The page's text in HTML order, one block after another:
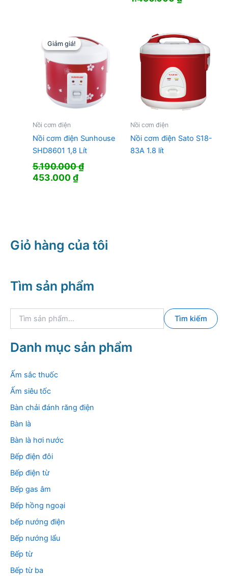
Giảm giá!
Giảm giá!
Nồi cơm điện
Nồi cơm điện Sunhouse
SHD8601 1,8 Lít
5.190.000₫
Giá
453.000₫Giá
Nồi cơm điện
Nồi cơm điện Sato S18-
83A 1.8 lít
Giỏ hàng của tôi
Tìm sản phẩm
k
i
m
Tìm kiếm
Danh mục sản phẩm
Ấm sắc thuốc
Ấm siêu tốc
Bàn chải đánh răng điện
Bàn là
Bàn là hơi nước
Bếp điện đôi
Bếp điện từ
Bếp gas âm
Bếp hồng ngoại
bếp nướng điện
Bếp nướng lẩu
Bếp từ
Bếp từ ba